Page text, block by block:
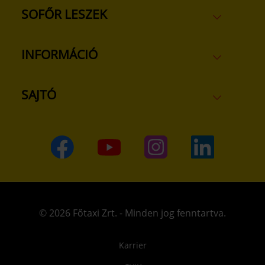
SOFŐR LESZEK
INFORMÁCIÓ
SAJTÓ
© 2026 Főtaxi Zrt. - Minden jog fenntartva.
Karrier